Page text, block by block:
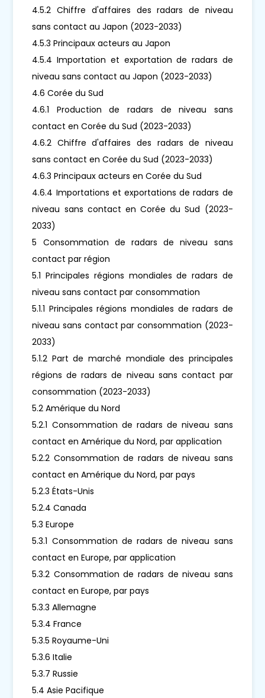
4.5.2 Chiffre d'affaires des radars de niveau
sans contact au Japon (2023-2033)
4.5.3 Principaux acteurs au Japon
4.5.4 Importation et exportation de radars de
niveau sans contact au Japon (2023-2033)
4.6 Corée du Sud
4.6.1 Production de radars de niveau sans
contact en Corée du Sud (2023-2033)
4.6.2 Chiffre d'affaires des radars de niveau
sans contact en Corée du Sud (2023-2033)
4.6.3 Principaux acteurs en Corée du Sud
4.6.4 Importations et exportations de radars de
niveau sans contact en Corée du Sud (2023-
2033)
5 Consommation de radars de niveau sans
contact par région
5.1 Principales régions mondiales de radars de
niveau sans contact par consommation
5.1.1 Principales régions mondiales de radars de
niveau sans contact par consommation (2023-
2033)
5.1.2 Part de marché mondiale des principales
régions de radars de niveau sans contact par
consommation (2023-2033)
5.2 Amérique du Nord
5.2.1 Consommation de radars de niveau sans
contact en Amérique du Nord, par application
5.2.2 Consommation de radars de niveau sans
contact en Amérique du Nord, par pays
5.2.3 États-Unis
5.2.4 Canada
5.3 Europe
5.3.1 Consommation de radars de niveau sans
contact en Europe, par application
5.3.2 Consommation de radars de niveau sans
contact en Europe, par pays
5.3.3 Allemagne
5.3.4 France
5.3.5 Royaume-Uni
5.3.6 Italie
5.3.7 Russie
5.4 Asie Pacifique